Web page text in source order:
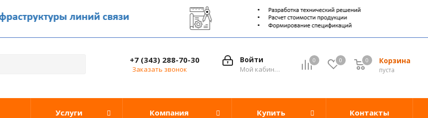
0 0 Корзина
0
пуста
0
Войти
Мой кабинет
+7 (343) 288-70-30
Заказать звонок
Услуги Компания Купить Контакты